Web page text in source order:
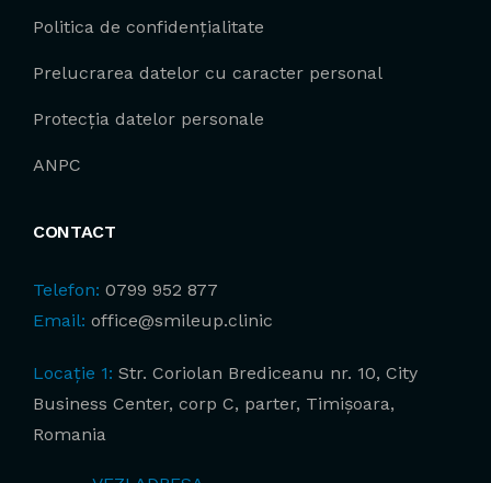
Politica de confidențialitate
Prelucrarea datelor cu caracter personal
Protecția datelor personale
ANPC
CONTACT
Telefon: 0799 952 877
Email: office@smileup.clinic
Locație 1: Str. Coriolan Brediceanu nr. 10, City
Business Center, corp C, parter, Timișoara,
Romania